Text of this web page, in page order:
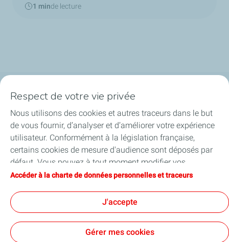
1 minde lecture
La société
Nos métiers
Soyez acteurs
Nos projets
Respect de votre vie privée
Nous utilisons des cookies et autres traceurs dans le but
de vous fournir, d’analyser et d’améliorer votre expérience
utilisateur. Conformément à la législation française,
certains cookies de mesure d'audience sont déposés par
défaut. Vous pouvez à tout moment modifier vos
paramètres de cookies en cliquant sur le bouton « Gérer
vous acceptez le dépôt de l’ensemble des cookies. Dans le
cas où vous cliquez sur « Je refuse », seuls les cookies
techniques nécessaires au bon fonctionnement du site
seront utilisés. Pour plus d’informations, vous pouvez
Accéder à la charte de données personnelles et traceurs
J'accepte
Gérer mes cookies